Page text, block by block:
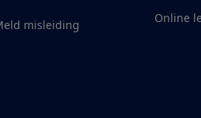
misleiding
Online